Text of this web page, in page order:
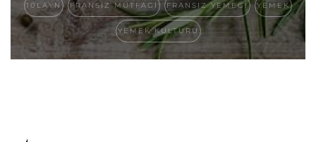
10LAYN FRANSIZ MUTFAGI FRANSIZ YEMEGI YEMEK
YEMEK KULTURU